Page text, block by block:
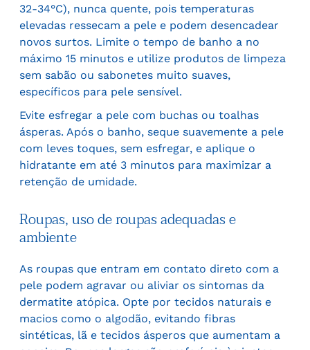
32-34°C), nunca quente, pois temperaturas
elevadas ressecam a pele e podem desencadear
novos surtos. Limite o tempo de banho a no
máximo 15 minutos e utilize produtos de limpeza
sem sabão ou sabonetes muito suaves,
específicos para pele sensível.
Evite esfregar a pele com buchas ou toalhas
ásperas. Após o banho, seque suavemente a pele
com leves toques, sem esfregar, e aplique o
hidratante em até 3 minutos para maximizar a
retenção de umidade.
Roupas, uso de roupas adequadas e
ambiente
As roupas que entram em contato direto com a
pele podem agravar ou aliviar os sintomas da
dermatite atópica. Opte por tecidos naturais e
macios como o algodão, evitando fibras
sintéticas, lã e tecidos ásperos que aumentam a